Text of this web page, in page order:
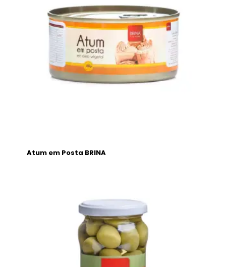
Atum em Posta BRINA